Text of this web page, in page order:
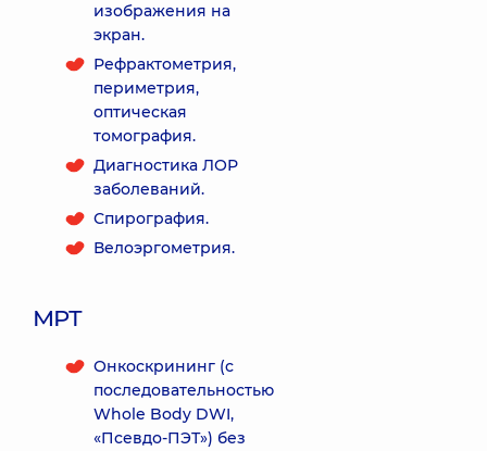
изображения на
экран.
Рефрактометрия,
периметрия,
оптическая
томография.
Диагностика ЛОР
заболеваний.
Спирография.
Велоэргометрия.
МРТ
Онкоскрининг (с
последовательностью
Whole Body DWI,
«Псевдо-ПЭТ») без